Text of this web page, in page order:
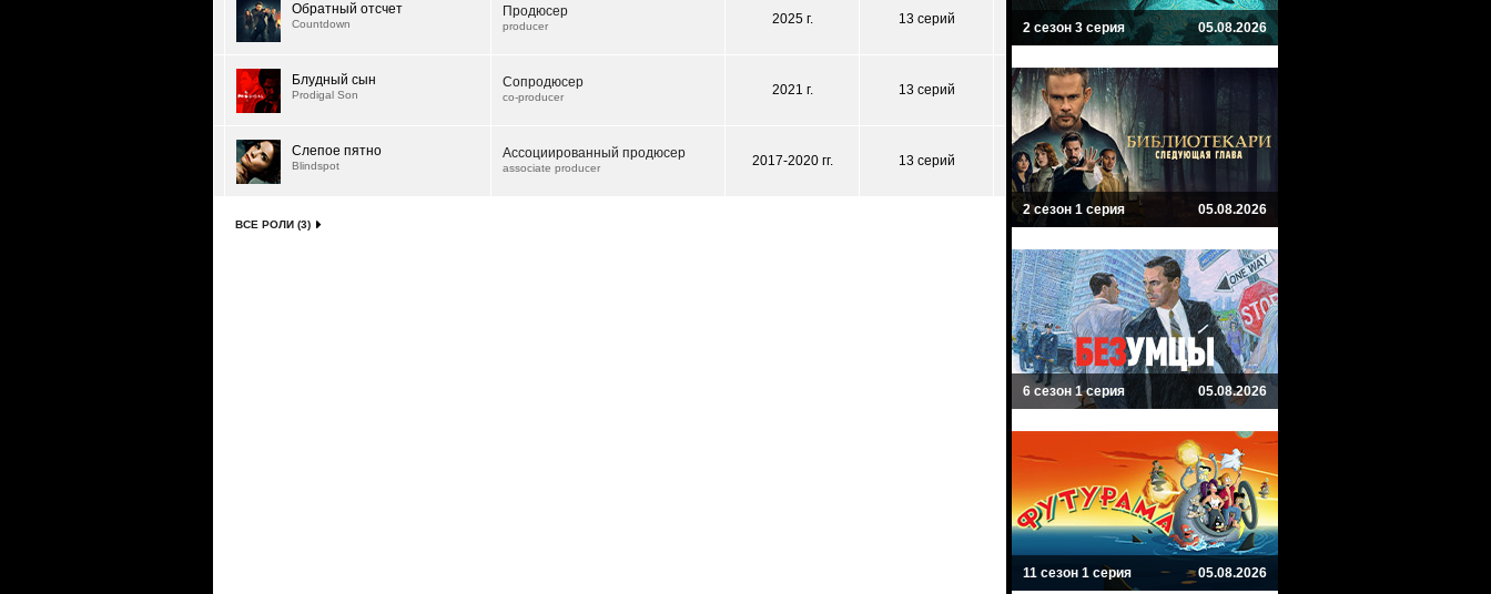
Обратный отсчет
Countdown
Продюсер
producer 2025 г. 13 серий
Блудный сын
Prodigal Son
Сопродюсер
co-producer 2021 г. 13 серий
Слепое пятно
Blindspot
Ассоциированный продюсер
associate producer 2017-2020 гг. 13 серий
ВСЕ РОЛИ (3)
2 сезон 3 серия 05.08.2026
2 сезон 1 серия 05.08.2026
6 сезон 1 серия 05.08.2026
11 сезон 1 серия 05.08.2026